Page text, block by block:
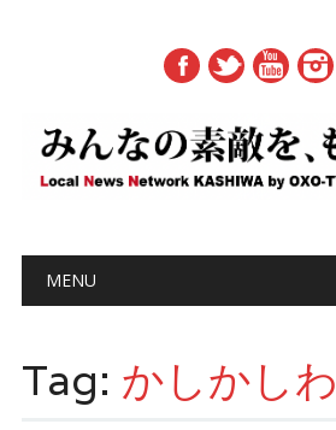
Main menu
MENU
Tag: かしかしわ